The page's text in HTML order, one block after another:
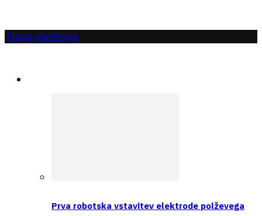
Nova medicina
Prva robotska vstavitev elektrode polževega